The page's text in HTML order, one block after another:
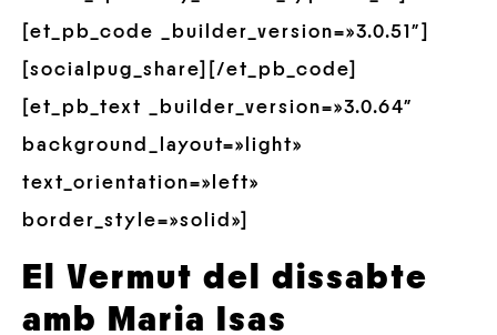
[et_pb_code _builder_version=»3.0.51″]
[socialpug_share][/et_pb_code]
[et_pb_text _builder_version=»3.0.64″
background_layout=»light»
text_orientation=»left»
border_style=»solid»]
El Vermut del dissabte
amb Maria Isas